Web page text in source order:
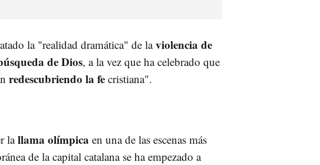
la "realidad dramática" de laviolencia de
de Dios, a la vez que ha celebrado que
redescubriendo la fe cristiana".
lallama olímpica en una de las escenas más
de la capital catalana se ha empezado a